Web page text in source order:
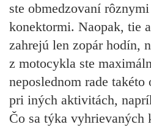
ste obmedzovaní
konektormi. Naopak, tie
zahrejú len zopár hodín,
z motocykla ste
neposlednom rade
pri iných aktivitách,
Čo sa týka vyhrievaných